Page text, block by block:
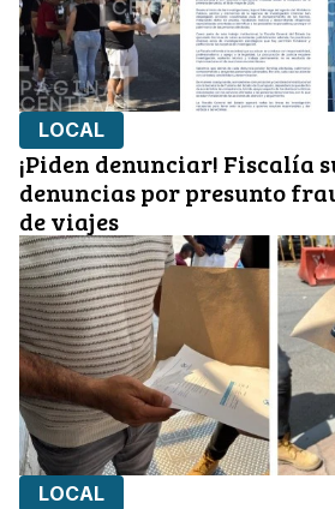
LOCAL
¡Piden denunciar! Fiscalía
denuncias por presunto
de viajes
LOCAL